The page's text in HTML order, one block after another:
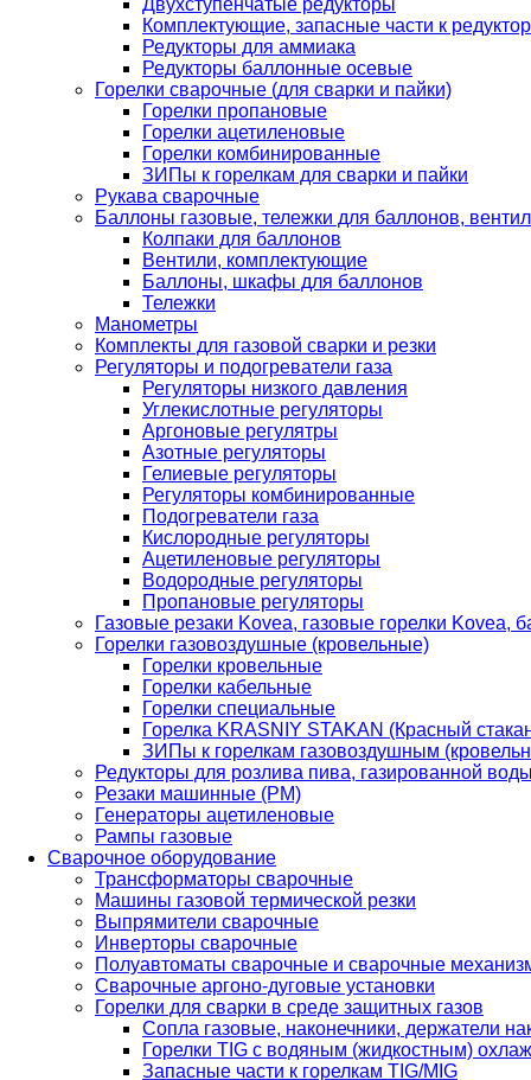
Двухступенчатые редукторы
Комплектующие, запасные части к
Редукторы для аммиака
Редукторы баллонные осевые
Горелки сварочные (для сварки и пайки)
Горелки пропановые
Горелки ацетиленовые
Горелки комбинированные
ЗИПы к горелкам для сварки и пайки
Рукава сварочные
Баллоны газовые, тележки для баллонов,
Колпаки для баллонов
Вентили, комплектующие
Баллоны, шкафы для баллонов
Тележки
Манометры
Комплекты для газовой сварки и резки
Регуляторы и подогреватели газа
Регуляторы низкого давления
Углекислотные регуляторы
Аргоновые регулятры
Азотные регуляторы
Гелиевые регуляторы
Регуляторы комбинированные
Подогреватели газа
Кислородные регуляторы
Ацетиленовые регуляторы
Водородные регуляторы
Пропановые регуляторы
Газовые резаки Kovea, газовые горелки Kovea,
Горелки газовоздушные (кровельные)
Горелки кровельные
Горелки кабельные
Горелки специальные
Горелка KRASNIY STAKAN (Красный
ЗИПы к горелкам газовоздушным
Редукторы для розлива пива, газированной
Резаки машинные (РМ)
Генераторы ацетиленовые
Рампы газовые
Сварочное оборудование
Трансформаторы сварочные
Машины газовой термической резки
Выпрямители сварочные
Инверторы сварочные
Полуавтоматы сварочные и сварочные
Сварочные аргоно-дуговые установки
Горелки для сварки в среде защитных газов
Сопла газовые, наконечники, держатели
Горелки TIG с водяным (жидкостным)
Запасные части к горелкам TIG/MIG